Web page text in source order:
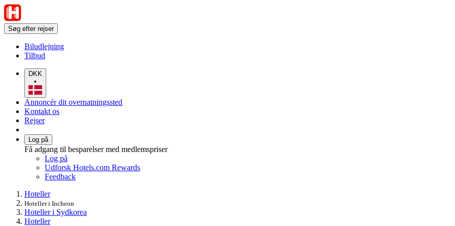
Søg efter rejser
Biludlejning
Tilbud
DKK
•
Annoncér dit overnatningssted
Kontakt os
Rejser
Log på
Få adgang til besparelser med medlemspriser
Log på
Udforsk Hotels.com Rewards
Feedback
Hoteller
Hoteller i Incheon
Hoteller i Sydkorea
Hoteller